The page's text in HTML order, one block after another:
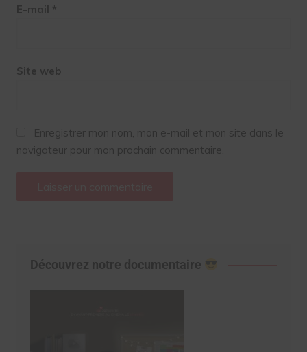
E-mail *
Site web
Enregistrer mon nom, mon e-mail et mon site dans le
navigateur pour mon prochain commentaire.
Découvrez notre documentaire